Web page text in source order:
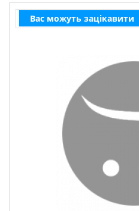
Вас можуть зацікавити